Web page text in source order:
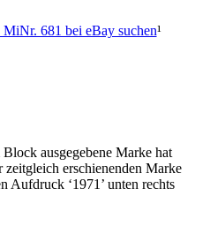
681 bei eBay suchen¹
ausgegebene Marke hat
zeitgleich erschienenden Marke
Aufdruck ‘1971’ unten rechts